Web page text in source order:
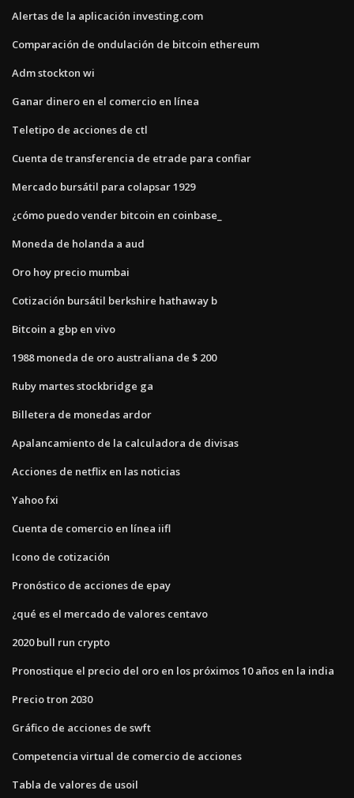
Alertas de la aplicación investing.com
Comparación de ondulación de bitcoin ethereum
Adm stockton wi
Ganar dinero en el comercio en línea
Teletipo de acciones de ctl
Cuenta de transferencia de etrade para confiar
Mercado bursátil para colapsar 1929
¿cómo puedo vender bitcoin en coinbase_
Moneda de holanda a aud
Oro hoy precio mumbai
Cotización bursátil berkshire hathaway b
Bitcoin a gbp en vivo
1988 moneda de oro australiana de $ 200
Ruby martes stockbridge ga
Billetera de monedas ardor
Apalancamiento de la calculadora de divisas
Acciones de netflix en las noticias
Yahoo fxi
Cuenta de comercio en línea iifl
Icono de cotización
Pronóstico de acciones de epay
¿qué es el mercado de valores centavo
2020 bull run crypto
Pronostique el precio del oro en los próximos 10 años en la india
Precio tron ​​2030
Gráfico de acciones de swft
Competencia virtual de comercio de acciones
Tabla de valores de usoil